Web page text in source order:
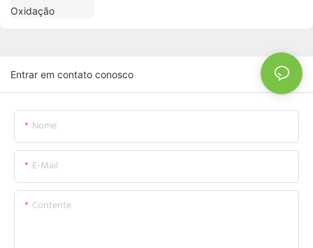
Entrar em contato conosco
Nome
E-Mail
Contente